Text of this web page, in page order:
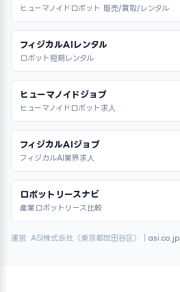
ヒューマノイドロボット 販売/買取/レンタル
フィジカルAIレンタル
ロボット短期レンタル
ヒューマノイドジョブ
ヒューマノイドロボット求人
フィジカルAIジョブ
フィジカルAI業界求人
ロボットリースナビ
産業ロボットリース比較
運営: ASI株式会社（東京都世田谷区）｜ asi.co.jp